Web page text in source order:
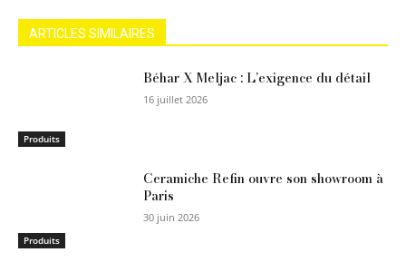
ARTICLES SIMILAIRES
Produits
Béhar X Meljac : L’exigence du détail
16 juillet 2026
Produits
Ceramiche Refin ouvre son showroom à
Paris
30 juin 2026